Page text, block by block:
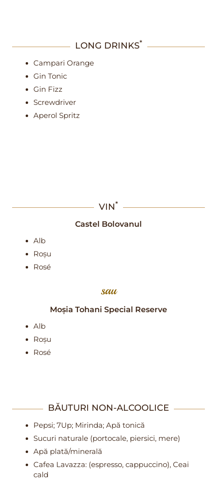
LONG DRINKS*
Campari Orange
Gin Tonic
Gin Fizz
Screwdriver
Aperol Spritz
VIN*
Castel Bolovanul
Alb
Roșu
Rosé
sau
Moșia Tohani Special Reserve
Alb
Roșu
Rosé
BĂUTURI NON-ALCOOLICE
Pepsi; 7Up; Mirinda; Apă tonică
Sucuri naturale (portocale, piersici, mere)
Apă plată/minerală
Cafea Lavazza: (espresso, cappuccino), Ceai
cald